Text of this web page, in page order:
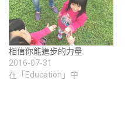
相信你能進步的力量
2016-07-31
在「Education」中